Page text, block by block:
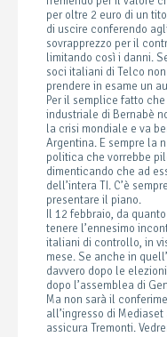
per oltre 2 euro di un
di uscire conferendo
sovrapprezzo per il
limitando così i danni.
soci italiani di Telco
prendere in esame un
Per il semplice fatto
industriale di Bernabè
la crisi mondiale e va
Argentina. E sempre la
politica che vorrebbe
dimenticando che ad
dell’intera TI. C’è
presentare il piano.
Il 12 febbraio, da
tenere l’ennesimo
italiani di controllo, in
mese. Se anche in
davvero dopo le
dopo l’assemblea di
Ma non sarà il
all’ingresso di
assicura Tremonti.